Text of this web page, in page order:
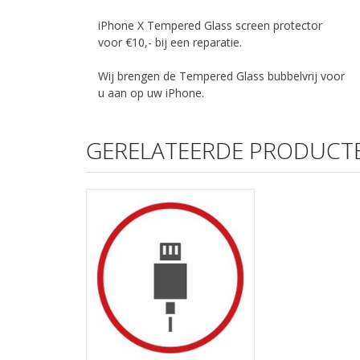
iPhone X Tempered Glass screen protector
voor €10,- bij een reparatie.
Wij brengen de Tempered Glass bubbelvrij voor
u aan op uw iPhone.
GERELATEERDE